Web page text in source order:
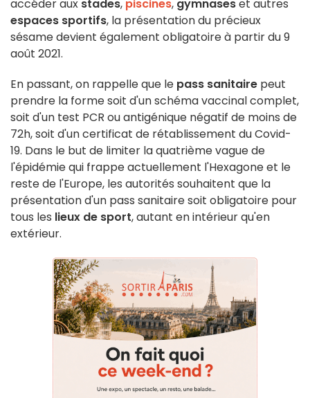
accéder aux stades, piscines, gymnaseset autres
espaces sportifs, la présentation du précieux
sésame devient également obligatoire à partir du 9
août 2021.
En passant, on rappelle que le pass sanitaire peut
prendre la forme soit d'un schéma vaccinal complet,
soit d'un test PCR ou antigénique négatif de moins de
72h, soit d'un certificat de rétablissement du Covid-
19. Dans le but de limiter la quatrième vague de
l'épidémie qui frappe actuellement l'Hexagone et le
reste de l'Europe, les autorités souhaitent que la
présentation d'un pass sanitaire soit obligatoire pour
tous les lieux de sport, autant en intérieur qu'en
extérieur.